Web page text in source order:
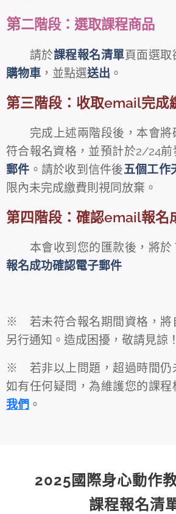
第二階段：選取課程商品
請於課程報名清單頁面選取
購物車 ，並點選送出 。
第三階段：收取email完成
完成上述兩階段後，本會將
符合報名資格，並預計於2/24前
郵件 。請於收到信件後五個工作
限內未完成繳費則視同放棄。
第四階段：確認email報名
本會收到您的匯款後，將於
報名成功確認電子郵件
※ 若未符合報名期間資格，將
另行通知。造成困擾，敬請見諒！
※ 若非以上問題，超過時間仍
如有任何疑問，為維護您的課程
我們 。
2025國際身心動作
課程報名清